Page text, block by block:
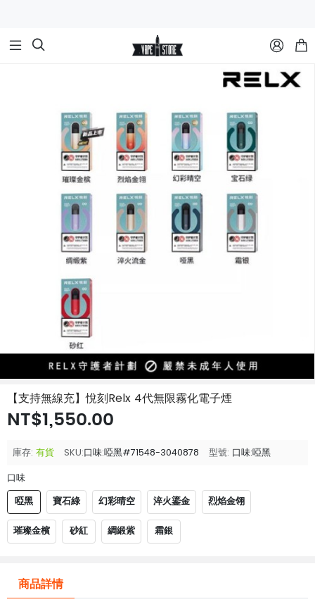
  
【支持無線充】悅刻Relx 4代無限霧化電子煙
NT$1,550.00
庫存: 有貨 SKU:口味:啞黑#71548-3040878 型號: 口味:啞黑
口味
啞黑 寶石綠 幻彩晴空 淬火鎏金
烈焰金翎
璀璨金檳
砂紅 綢緞紫 霜銀
商品詳情